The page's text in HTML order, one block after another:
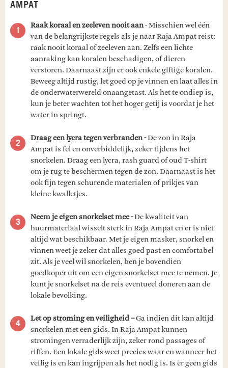
AMPAT
Raak koraal en zeeleven nooit aan- Misschien wel één
van de belangrijkste regels als je naar Raja Ampat reist:
raak nooit koraal of zeeleven aan. Zelfs een lichte
aanraking kan koralen beschadigen, of dieren
verstoren. Daarnaast zijn er ook enkele giftige koralen.
Beweeg altijd rustig, let goed op je vinnen en laat alles in
de onderwaterwereld onaangetast. Als het te ondiep is,
kun je beter wachten tot het hoger getij is voordat je het
water in springt.
Draag een lycra tegen verbranden -De zon in Raja
Ampat is fel en onverbiddelijk, zeker tijdens het
snorkelen. Draag een lycra, rash guard of oud T-shirt
om je rug te beschermen tegen de zon. Daarnaast is het
ook fijn tegen schurende materialen of prikjes van
kleine kwalletjes.
Neem je eigen snorkelset mee -De kwaliteit van
huurmateriaal wisselt sterk in Raja Ampat en er is niet
altijd wat beschikbaar. Met je eigen masker, snorkel en
vinnen weet je zeker dat alles goed past en comfortabel
zit. Als je veel wil snorkelen, ben je bovendien
goedkoper uit om een eigen snorkelset mee te nemen. Je
kunt je snorkelset na de reis eventueel doneren aan de
lokale bevolking.
Let op stroming en veiligheid –Ga indien dit kan altijd
snorkelen met een gids. In Raja Ampat kunnen
stromingen verraderlijk zijn, zeker rond passages of
riffen. Een lokale gids weet precies waar en wanneer het
veilig is en kan ingrijpen als het nodig is. Is er geen gids